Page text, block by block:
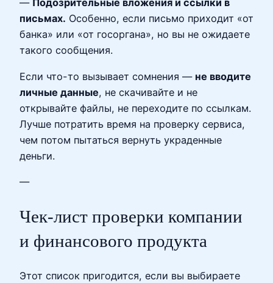
— Подозрительные вложения и ссылки в
письмах. Особенно, если письмо приходит «от
банка» или «от госоргана», но вы не ожидаете
такого сообщения.
Если что-то вызывает сомнения — не вводите
личные данные, не скачивайте и не
открывайте файлы, не переходите по ссылкам.
Лучше потратить время на проверку сервиса,
чем потом пытаться вернуть украденные
деньги.
—
Чек‑лист проверки компании
и финансового продукта
Этот список пригодится, если вы выбираете